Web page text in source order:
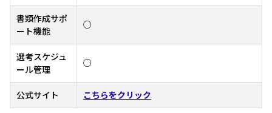
書類作成サポ
ート機能
○
選考スケジュ
ール管理
○
公式サイト こちらをクリック